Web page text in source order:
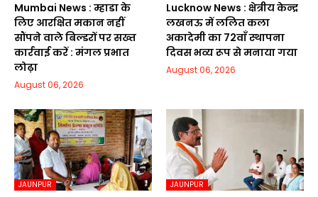
Mumbai News : म्हाडा के
लिए आरक्षित मकान नहीं
सौंपने वाले बिल्डरों पर सख्त
कार्रवाई करें : मंगल प्रभात
लोढ़ा
August 06, 2026
Lucknow News : क्षेत्रीय केन्द्र
लखनऊ में ललित कला
अकादेमी का 72वाॅं स्थापना
दिवस भव्य रूप से मनाया गया
August 06, 2026
JAUNPUR JAUNPUR